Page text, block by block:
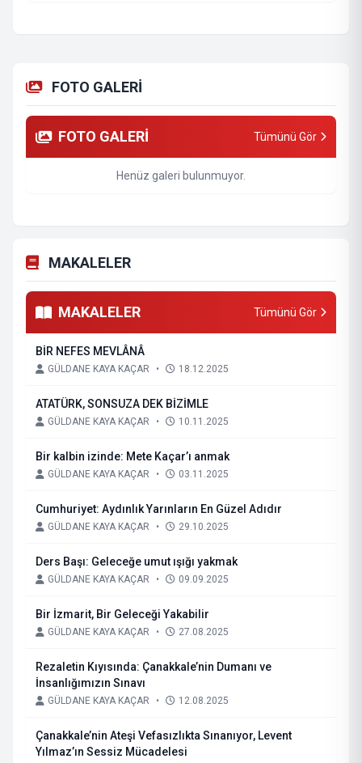
FOTO GALERİ
FOTO GALERİ Tümünü Gör
Henüz galeri bulunmuyor.
MAKALELER
MAKALELER Tümünü Gör
BİR NEFES MEVLÂNÂ
GÜLDANE KAYA KAÇAR • 18.12.2025
ATATÜRK, SONSUZA DEK BİZİMLE
GÜLDANE KAYA KAÇAR • 10.11.2025
Bir kalbin izinde: Mete Kaçar’ı anmak
GÜLDANE KAYA KAÇAR • 03.11.2025
Cumhuriyet: Aydınlık Yarınların En Güzel Adıdır
GÜLDANE KAYA KAÇAR • 29.10.2025
Ders Başı: Geleceğe umut ışığı yakmak
GÜLDANE KAYA KAÇAR • 09.09.2025
Bir İzmarit, Bir Geleceği Yakabilir
GÜLDANE KAYA KAÇAR • 27.08.2025
Rezaletin Kıyısında: Çanakkale’nin Dumanı ve
İnsanlığımızın Sınavı
GÜLDANE KAYA KAÇAR • 12.08.2025
Çanakkale’nin Ateşi Vefasızlıkta Sınanıyor, Levent
Yılmaz’ın Sessiz Mücadelesi